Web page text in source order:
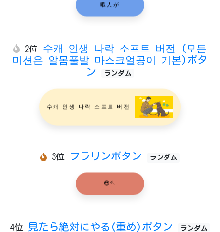
暇人が
2位
수캐 인생 나락 소프트 버전 (모든
미션은 알몸풀발 마스크얼공이 기본)ボタ
ン
ランダム
수캐 인생 나락 소프트 버전
3位 フラリンボタン ランダム
😎🪡
4位 見たら絶対にやる(重め)ボタン ランダム